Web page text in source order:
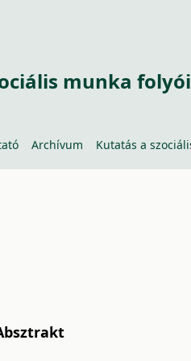
munka
Archívum Kutatás a